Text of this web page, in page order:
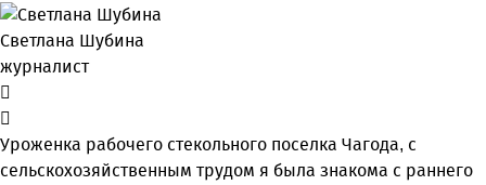
Светлана Шубина
журналист
Уроженка рабочего стекольного поселка Чагода, с
сельскохозяйственным трудом я была знакома с раннего